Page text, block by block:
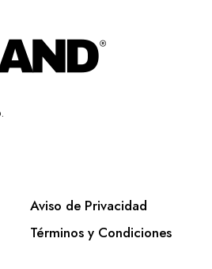
Aviso de Privacidad
Términos y Condiciones